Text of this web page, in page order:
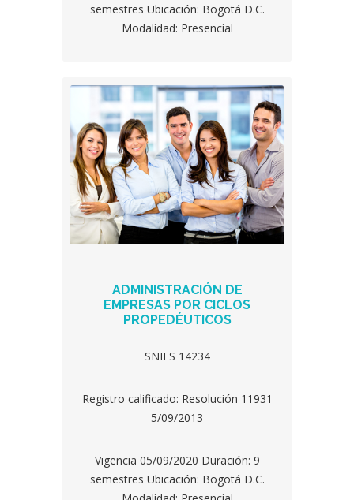
semestres Ubicación: Bogotá D.C.
Modalidad: Presencial
ADMINISTRACIÓN DE
EMPRESAS POR CICLOS
PROPEDÉUTICOS
SNIES 14234
Registro calificado: Resolución 11931
5/09/2013
Vigencia 05/09/2020 Duración: 9
semestres Ubicación: Bogotá D.C.